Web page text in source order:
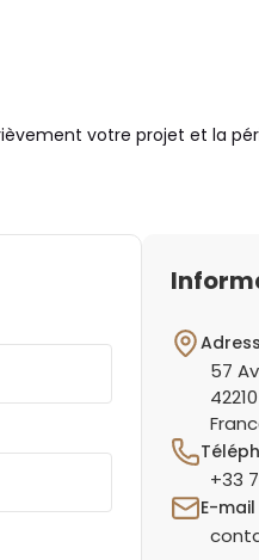
votre projet et la
57
+33
E-mail